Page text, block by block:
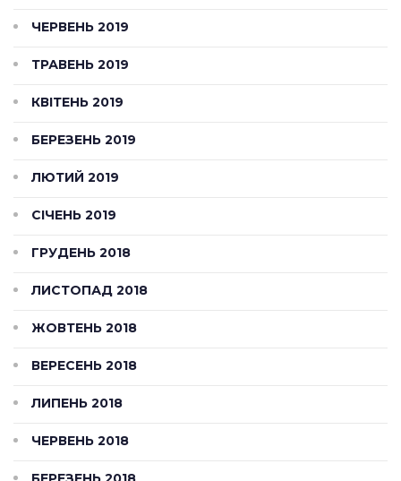
ЧЕРВЕНЬ 2019
ТРАВЕНЬ 2019
КВІТЕНЬ 2019
БЕРЕЗЕНЬ 2019
ЛЮТИЙ 2019
СІЧЕНЬ 2019
ГРУДЕНЬ 2018
ЛИСТОПАД 2018
ЖОВТЕНЬ 2018
ВЕРЕСЕНЬ 2018
ЛИПЕНЬ 2018
ЧЕРВЕНЬ 2018